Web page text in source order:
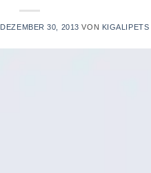
DEZEMBER 30, 2013 VON KIGALIPETS